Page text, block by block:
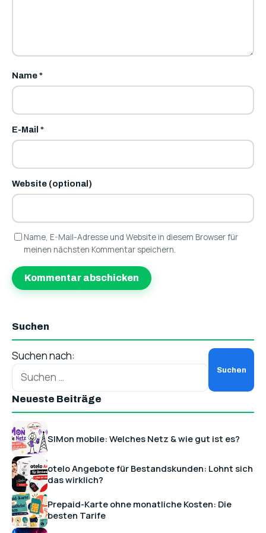
Name*
E-Mail *
Website (optional)
Name, E-Mail-Adresse und Website in diesem Browser für
meinen nächsten Kommentar speichern.
Suchen
Suchen nach:
Neueste Beiträge
SIMon mobile: Welches Netz & wie gut ist es?
otelo Angebote für Bestandskunden: Lohnt sich
das wirklich?
Prepaid-Karte ohne monatliche Kosten: Die
besten Tarife